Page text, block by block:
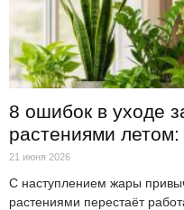
8 ошибок в уходе
растениями летом:
21 июня 2026
С наступлением жары
растениями перестаёт